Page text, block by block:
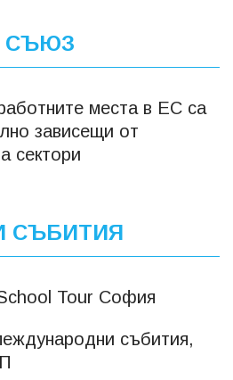
СЪЮЗ
места в ЕС са
зависещи от
сектори
СЪБИТИЯ
Tour София
събития,